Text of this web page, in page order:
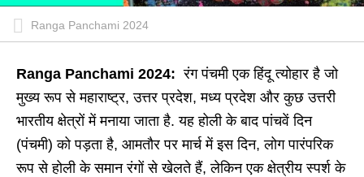
Ranga Panchami 2024
Ranga Panchami 2024: रंग पंचमी एक हिंदू त्योहार है जो
मुख्य रूप से महाराष्ट्र, उत्तर प्रदेश, मध्य प्रदेश और कुछ उत्तरी
भारतीय क्षेत्रों में मनाया जाता है. यह होली के बाद पांचवें दिन
(पंचमी) को पड़ता है, आमतौर पर मार्च में इस दिन, लोग पारंपरिक
रूप से होली के समान रंगों से खेलते हैं, लेकिन एक क्षेत्रीय स्पर्श के